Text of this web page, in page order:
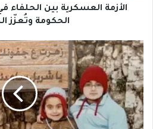
الأزمة العسكرية بين
الحكومة وتُعزّز
يا
شربل
ساعِدنا...
في
غرفة
العمليات